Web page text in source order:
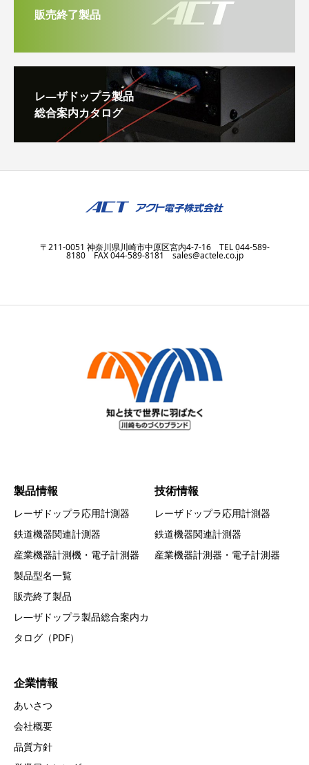
販売終了製品
レ―ザドップラ製品
総合案内カタログ
〒211-0051 神奈川県川崎市中原区宮内4-7-16 TEL 044-589-
8180 FAX 044-589-8181 sales@actele.co.jp
製品情報
レーザドップラ応用計測器
鉄道機器関連計測器
産業機器計測機・電子計測器
製品型名一覧
販売終了製品
レ―ザドップラ製品総合案内カ
タログ（PDF）
技術情報
レーザドップラ応用計測器
鉄道機器関連計測器
産業機器計測器・電子計測器
企業情報
あいさつ
会社概要
品質方針